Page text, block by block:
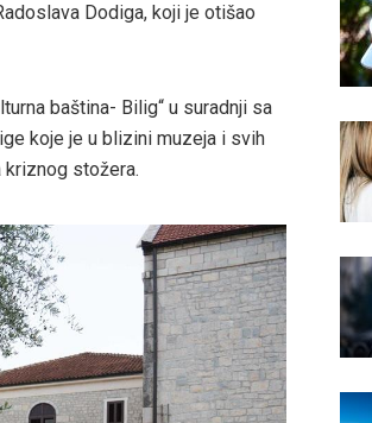
Dodiga, koji je otišao
baština- Bilig“ u suradnji sa
koje je u blizini muzeja i svih
stožera.